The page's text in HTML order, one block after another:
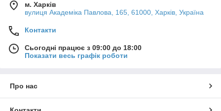
м. Харків
вулиця Академіка Павлова, 165, 61000, Харків, Україна
Контакти
Сьогодні працює з 09:00 до 18:00
Показати весь графік роботи
Про нас